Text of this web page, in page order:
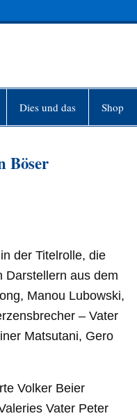
Dies und das Shop
Böser
der Titelrolle, die
Darstellern aus dem
Manou Lubowski,
– Vater
Matsutani, Gero
Volker Beier
Vater Peter